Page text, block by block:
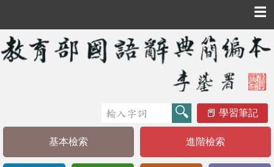
☰
學習筆記
基本檢索 進階檢索